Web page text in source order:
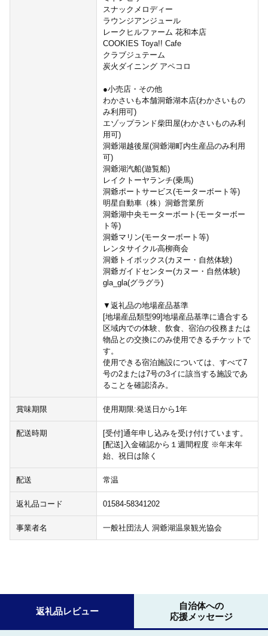
スナックメロディー
ラウンジアンジュール
レークヒルファーム 花和本店
COOKIES Toya!! Cafe
クラブジュテーム
炭火ダイニング アペコロ
●小売店・その他
わかさいも本舗洞爺湖本店(わかさいもの
み利用可)
エゾップランド柴田屋(わかさいものみ利
用可)
洞爺湖越後屋(洞爺湖町内生産品のみ利用
可)
洞爺湖汽船(遊覧船)
レイクトーヤランチ(乗馬)
洞爺ポートサービス(モーターボート等)
明星自動車（株）洞爺営業所
洞爺湖中央モーターボート(モーターボー
ト等)
洞爺マリン(モーターボート等)
レンタサイクル高柳商会
洞爺トイボックス(カヌー・自然体験)
洞爺ガイドセンター(カヌー・自然体験)
gla_gla(グラグラ)
▼返礼品の地場産品基準
[地場産品類型99]地場産品基準に適合する
区域内での体験、飲食、宿泊の役務または
物品との交換にのみ使用できるチケットで
す。
使用できる宿泊施設については、すべて7
号の2または7号の3イに該当する施設であ
ることを確認済み。
賞味期限 使用期限:発送日から1年
配送時期
[受付]通年申し込みを受け付けています。
[配送]入金確認から１週間程度 ※年末年
始、祝日は除く
配送 常温
返礼品コード 01584-58341202
事業者名 一般社団法人 洞爺湖温泉観光協会
返礼品レビュー
自治体への
応援メッセージ